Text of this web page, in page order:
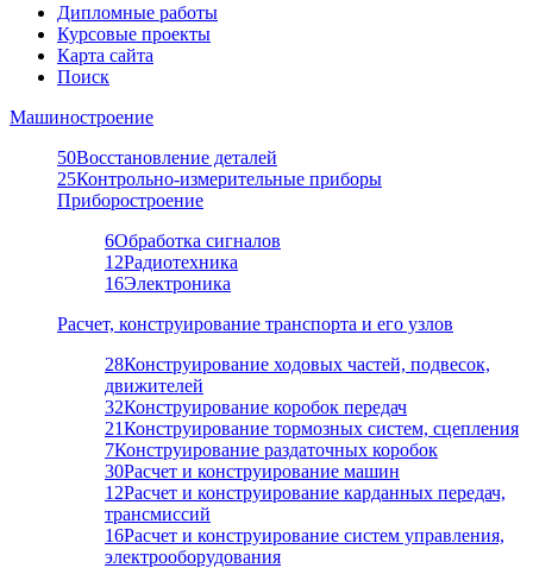
Дипломные работы
Курсовые проекты
Карта сайта
Поиск
Машиностроение
50Восстановление деталей
25Контрольно-измерительные приборы
Приборостроение
6Обработка сигналов
12Радиотехника
16Электроника
Расчет, конструирование транспорта и его узлов
28Конструирование ходовых частей, подвесок,
движителей
32Конструирование коробок передач
21Конструирование тормозных систем, сцепления
7Конструирование раздаточных коробок
30Расчет и конструирование машин
12Расчет и конструирование карданных передач,
трансмиссий
16Расчет и конструирование систем управления,
электрооборудования